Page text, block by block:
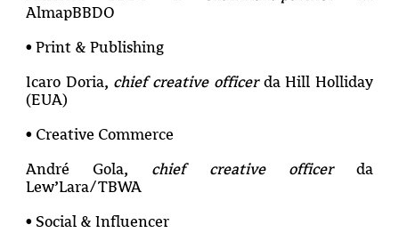
AlmapBBDO
• Print & Publishing
Icaro Doria, chief creative officerda Hill Holliday
(EUA)
• Creative Commerce
André Gola, chief creative officerda
Lew’Lara/TBWA
• Social & Influencer